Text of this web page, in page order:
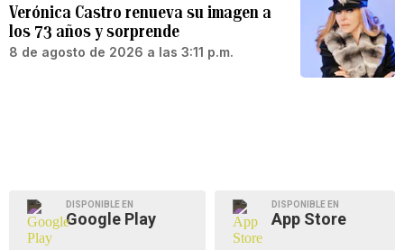
Verónica Castro renueva su imagen a
los 73 años y sorprende
8 de agosto de 2026 a las 3:11 p.m.
DISPONIBLE EN
Google Play
DISPONIBLE EN
App Store